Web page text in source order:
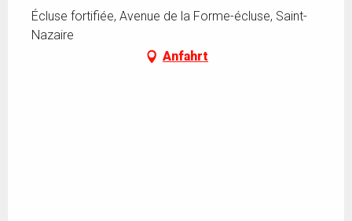
Écluse fortifiée, Avenue de la Forme-écluse, Saint-
Nazaire
Anfahrt